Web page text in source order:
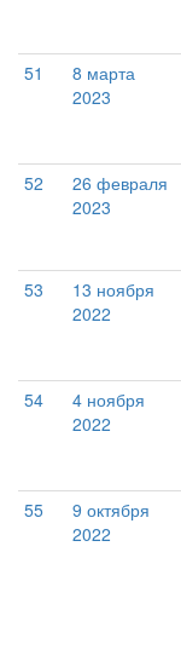
51
8 марта
2023
52
26 февраля
2023
53
13 ноября
2022
54
4 ноября
2022
55
9 октября
2022